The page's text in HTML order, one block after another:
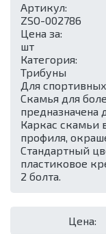
Артикул:
ZSO-002786
Цена за:
шт
Категория:
Трибуны
Для
Скамья для
предназначена
Каркас скамьи
профиля,
Стандартный
пластиковое
2 болта.
Цена: